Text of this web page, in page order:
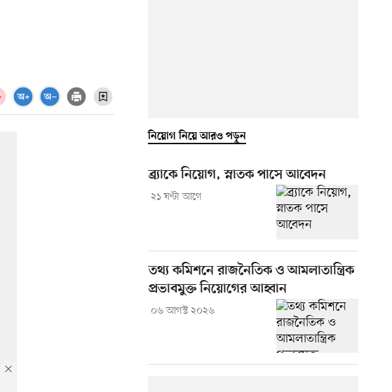
নিয়োগ নিয়ে আরও পড়ুন
ব্র্যাকে নিয়োগ, স্নাতক পাসে আবেদন
২১ ঘণ্টা আগে
তথ্য কমিশনে রাজনৈতিক ও আমলাতান্ত্রিক
প্রভাবমুক্ত নিয়োগের আহ্বান
০৬ আগস্ট ২০২৬